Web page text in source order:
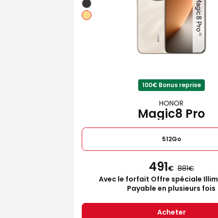
100€ Bonus reprise
HONOR
Magic8 Pro
512Go
491€ 881
Avec le forfait Offre spéciale
Payable en plusieurs fois
Acheter